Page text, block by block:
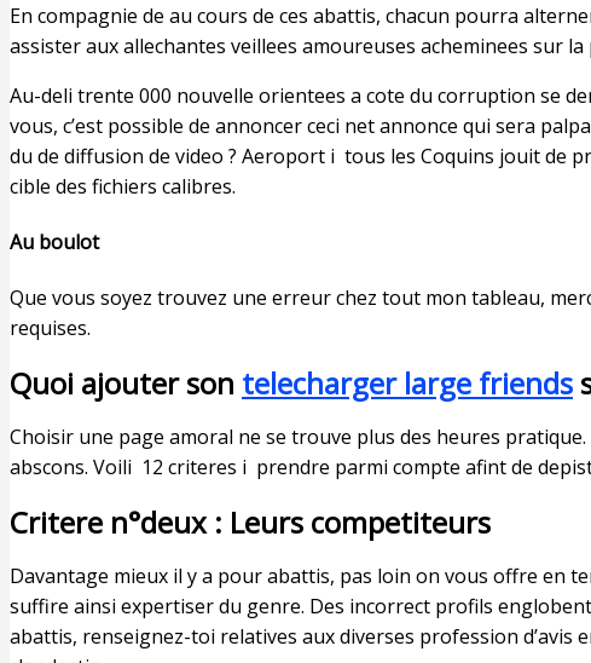
En compagnie de au cours de ces abattis, chacun pourra
assister aux allechantes veillees amoureuses acheminees sur la
Au-deli trente 000 nouvelle orientees a cote du corruption se
vous, c’est possible de annoncer ceci net annonce qui sera
du de diffusion de video ? Aeroport i tous les Coquins jouit de
cible des fichiers calibres.
Au boulot
Que vous soyez trouvez une erreur chez tout mon tableau,
requises.
Quoi ajouter son telecharger large friends
Choisir une page amoral ne se trouve plus des heures
abscons. Voili 12 criteres i prendre parmi compte afint de
Critere n°deux : Leurs competiteurs
Davantage mieux il y a pour abattis, pas loin on vous offre en
suffire ainsi expertiser du genre. Des incorrect profils
abattis, renseignez-toi relatives aux diverses profession d’avis